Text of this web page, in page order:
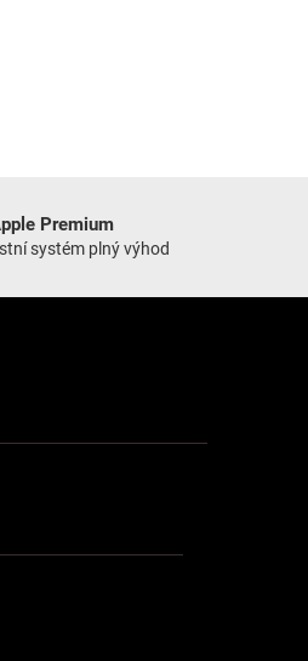
Premium
systém plný výhod